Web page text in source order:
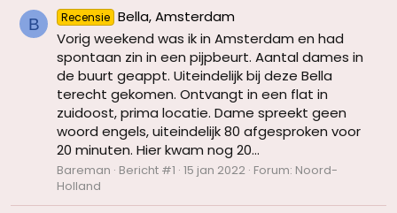
B Recensie Bella, Amsterdam
Vorig weekend was ik in Amsterdam en had
spontaan zin in een pijpbeurt. Aantal dames in
de buurt geappt. Uiteindelijk bij deze Bella
terecht gekomen. Ontvangt in een flat in
zuidoost, prima locatie. Dame spreekt geen
woord engels, uiteindelijk 80 afgesproken voor
20 minuten. Hier kwam nog 20...
Bareman Bericht #1 15 jan 2022 Forum: Noord-
Holland